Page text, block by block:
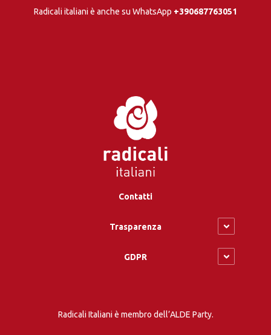
Radicali italiani è anche su WhatsApp +390687763051
Contatti
Trasparenza
GDPR
Radicali Italiani è membro dell’ALDE Party.